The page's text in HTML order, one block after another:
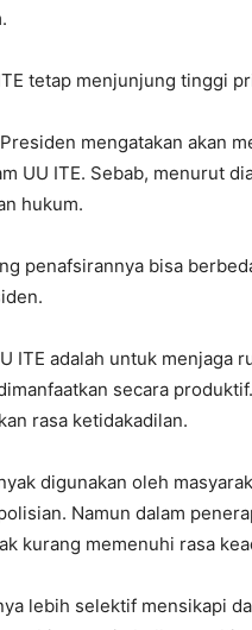
tetap menjunjung tinggi
mengatakan akan
UU ITE. Sebab, menurut
hukum.
penafsirannya bisa
ITE adalah untuk menjaga
secara
rasa ketidakadilan.
digunakan oleh
Namun dalam
kurang memenuhi rasa
lebih selektif mensikapi